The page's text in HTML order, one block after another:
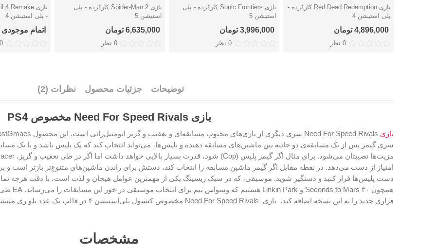
دوست داشتن
بازی Red Dead Redemption کارکرده -
پلی استیشن 4
4,896,000 تومان
0 نظر
دوست داشتن بازی Sonic Frontiers کارکرده - پلی
استیشن 5
3,996,000 تومان
0 نظر
دوست داشتنبازی Spider-Man 2 کارکرده - پلی
استیشن 5
6,635,000 تومان
0 نظر
دوست
- پلی استیشن 4
اتمام موجودی
0 نظر
توضیحات جزئیات محصول نظرات (2)
بازی Need For Speed Rivals مخصوص PS4
بازی
سری گیمر پس از یک مسابقه‌ی دو جانبه بین ماشین‌های مسابقه دهنده و پلیس‌ها، می‌تواند انتخاب کند که یک پلیس باشد و یا یک
امتیاز از دست می‌دهد. در نقطه مقابل اگر گیمر ماشین مسابقه را انتخاب کند، دستش برای راندن ماشین‌های متنوع‌تر بازتر است و
دست پلیس‌ها فرار کنید و دستگیر شوید. موسیقی، که در سبک‌ ریسینگ یکی از مهمترین عوامل هیجان و لذت است، با دقت هرچه
فراری جدید را به این نسخه اضافه کند. بازی Need For Speed Rivals مخصوص کنسول پلی‌استیشن ۴ در قالب یک عدد بلو ری منتشر شده و در اختیار علاقه‌مندان قرار گرفته است.
مشخصات